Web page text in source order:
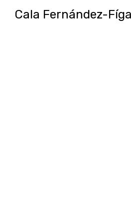
Cala Fernández-